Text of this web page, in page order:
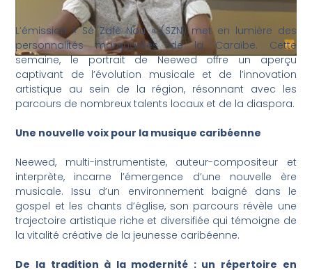
L’émission « Sé Zafè Nou » (SZN) met en lumière des
personnalités marquantes de la Caraïbe. Cette
semaine, le portrait de Neewed offre un aperçu
captivant de l’évolution musicale et de l’innovation
artistique au sein de la région, résonnant avec les
parcours de nombreux talents locaux et de la diaspora.
Une nouvelle voix pour la musique caribéenne
Neewed, multi-instrumentiste, auteur-compositeur et
interprète, incarne l’émergence d’une nouvelle ère
musicale. Issu d’un environnement baigné dans le
gospel et les chants d’église, son parcours révèle une
trajectoire artistique riche et diversifiée qui témoigne de
la vitalité créative de la jeunesse caribéenne.
De la tradition à la modernité : un répertoire en